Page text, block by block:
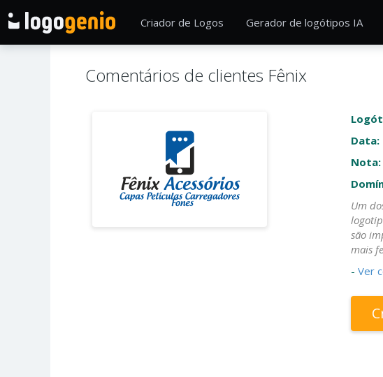
Criador de Logos Gerador de logótipos IA
Comentários de clientes Fênix
Data:
Nota:
Um
são
mais
- Ver